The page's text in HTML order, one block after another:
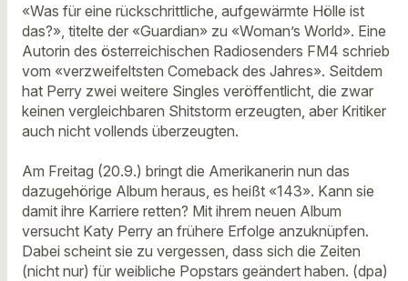
«Was für eine rückschrittliche, aufgewärmte Hölle ist
das?», titelte der «Guardian» zu «Woman’s World». Eine
Autorin des österreichischen Radiosenders FM4 schrieb
vom «verzweifeltsten Comeback des Jahres». Seitdem
hat Perry zwei weitere Singles veröffentlicht, die zwar
keinen vergleichbaren Shitstorm erzeugten, aber Kritiker
auch nicht vollends überzeugten.
Am Freitag (20.9.) bringt die Amerikanerin nun das
dazugehörige Album heraus, es heißt «143». Kann sie
damit ihre Karriere retten? Mit ihrem neuen Album
versucht Katy Perry an frühere Erfolge anzuknüpfen.
Dabei scheint sie zu vergessen, dass sich die Zeiten
(nicht nur) für weibliche Popstars geändert haben. (dpa)